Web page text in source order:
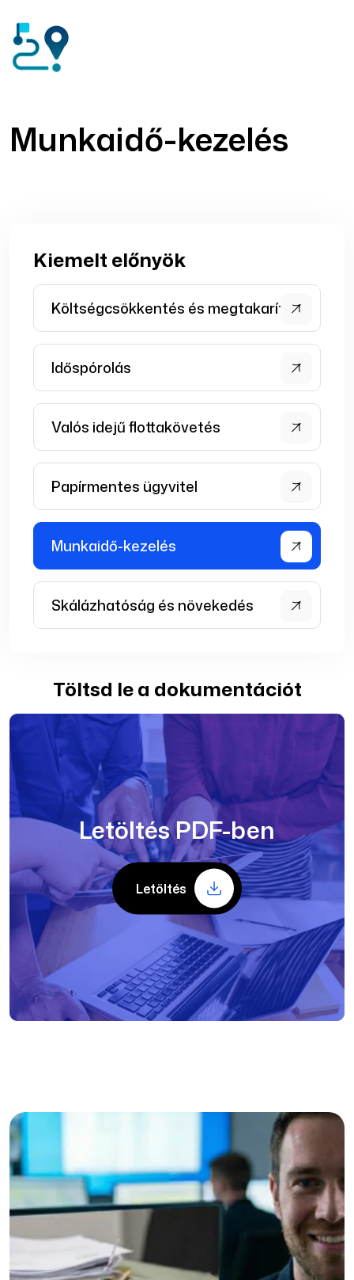
Munkaidő-kezelés
Kiemelt előnyök
Költségcsökkentés és megtakarítás
Időspórolás
Valós idejű flottakövetés
Papírmentes ügyvitel
Munkaidő-kezelés
Skálázhatóság és növekedés
Töltsd le a dokumentációt
Letöltés PDF-ben
Letöltés